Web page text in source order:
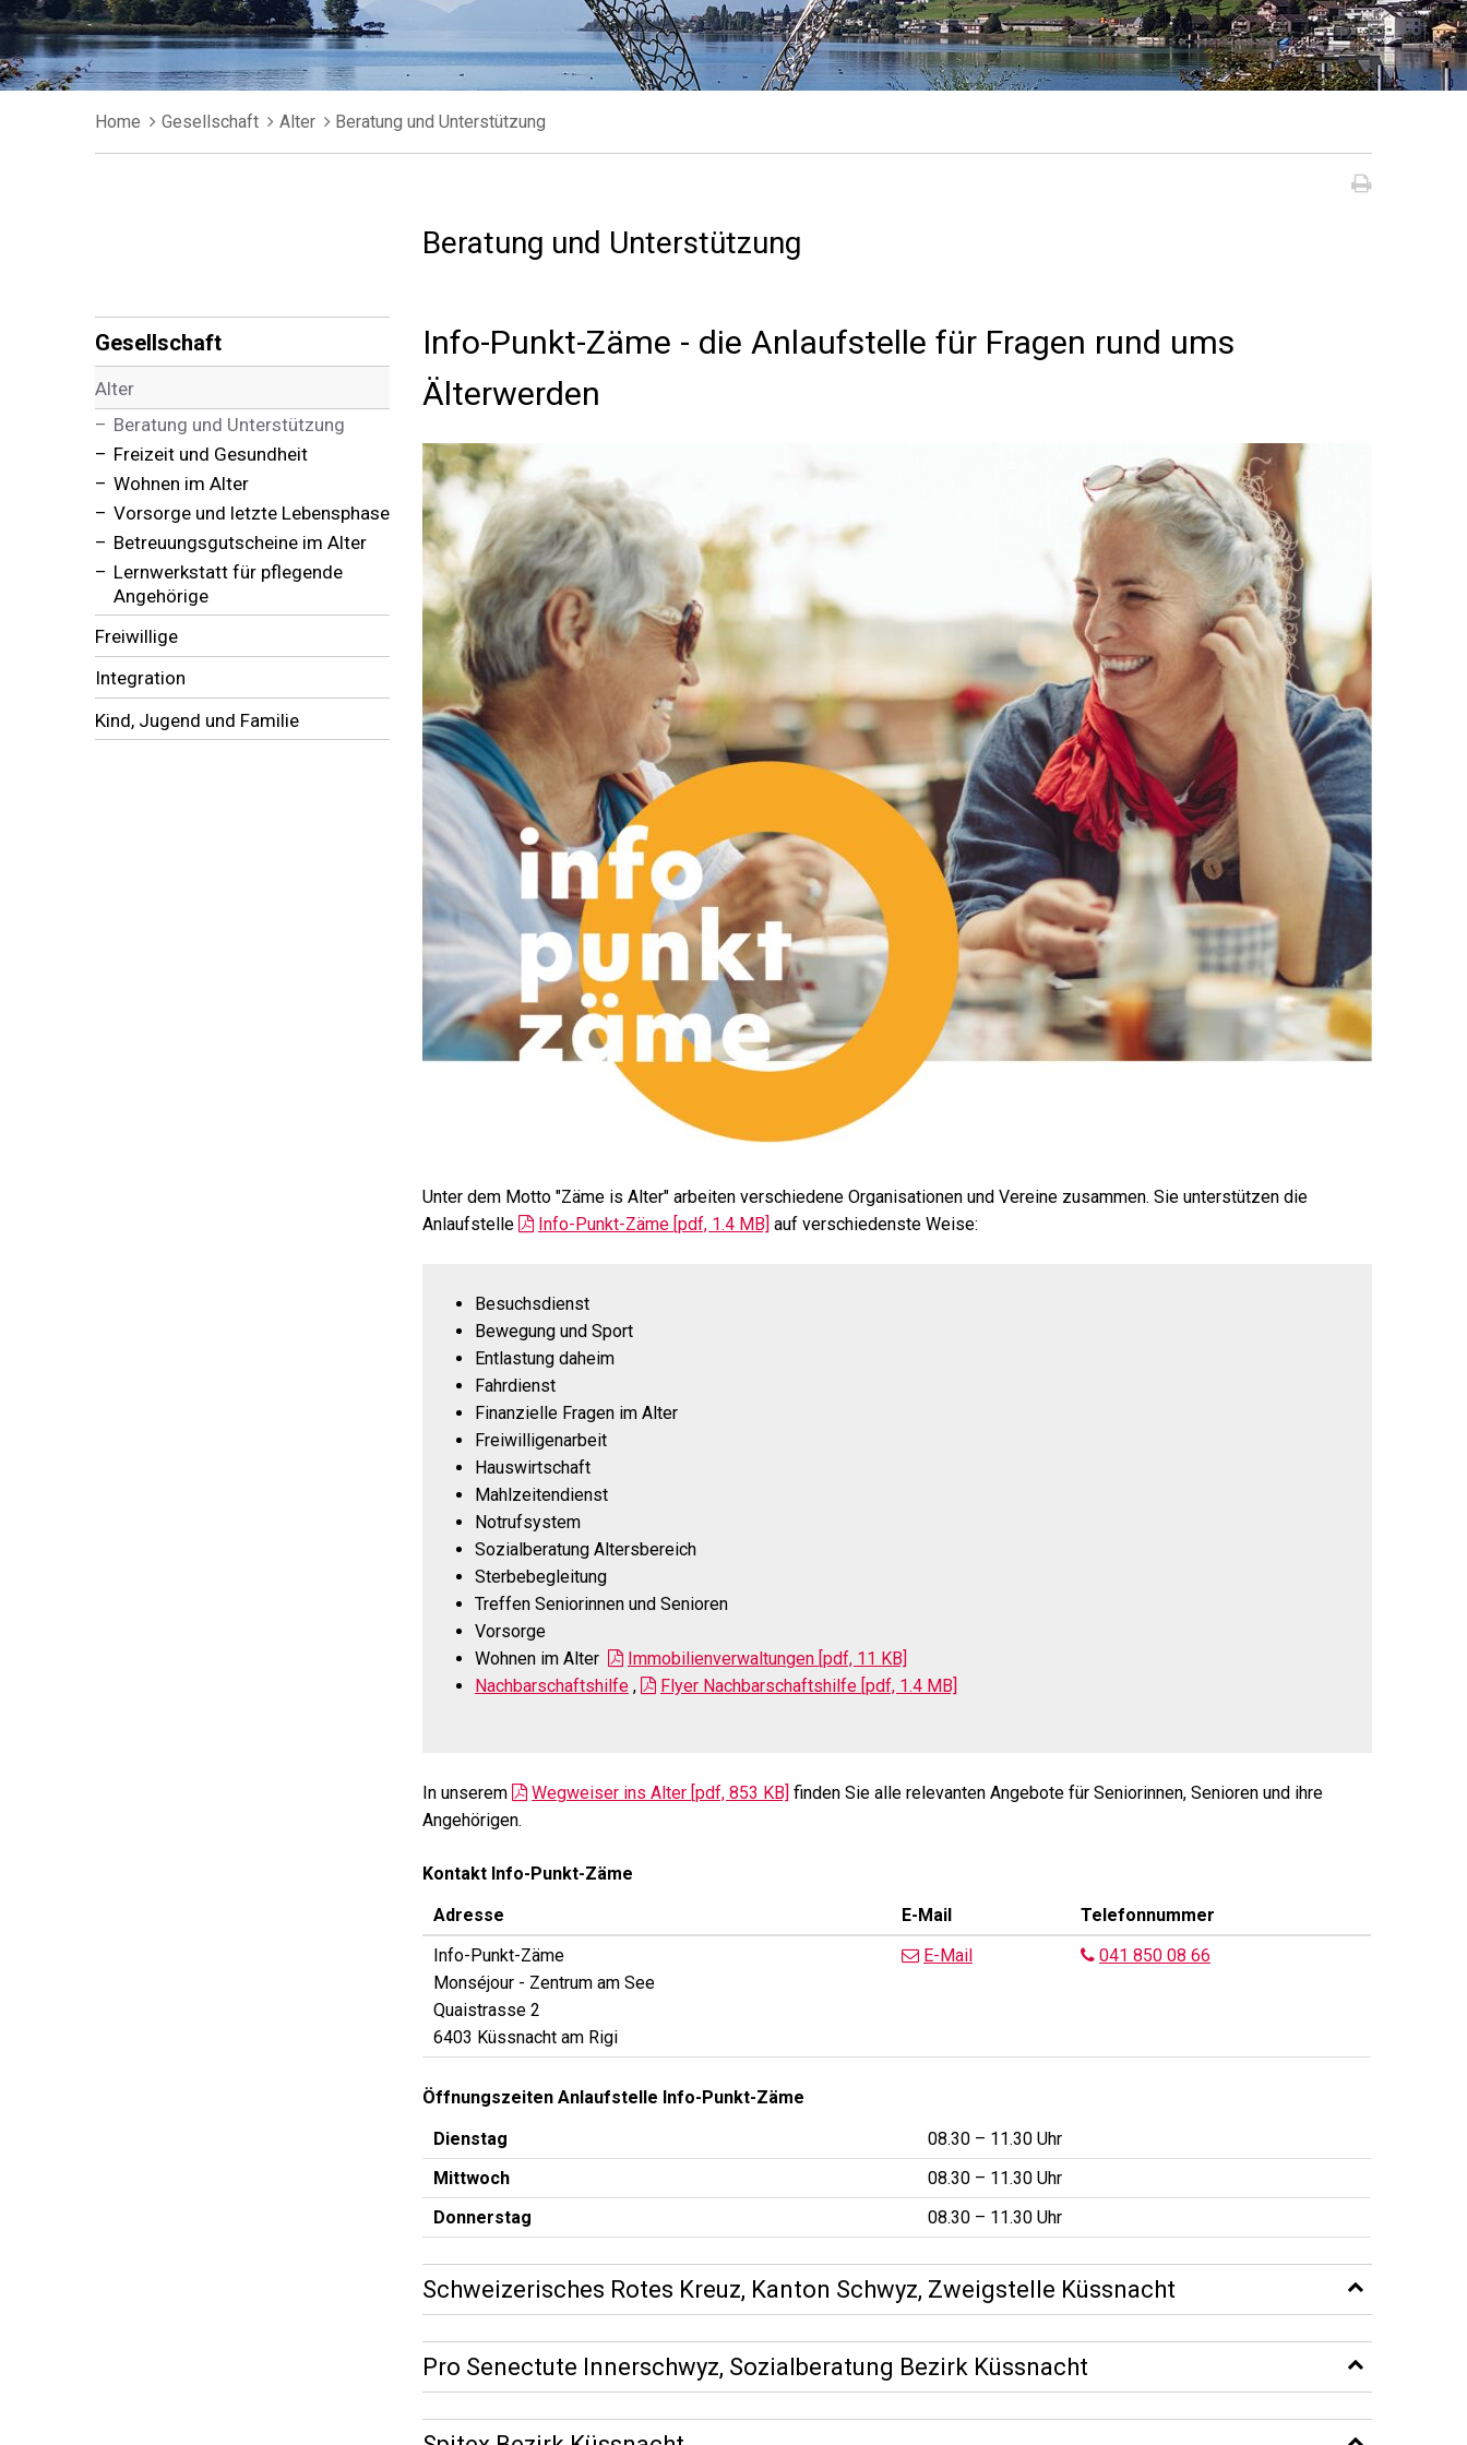
Breadcrumb
Home Gesellschaft Alter Beratung und Unterstützung
Subnavigation
Gesellschaft
Alter
Beratung und Unterstützung
Freizeit und Gesundheit
Wohnen im Alter
Vorsorge und letzte Lebensphase
Betreuungsgutscheine im Alter
Lernwerkstatt für pflegende
Angehörige
Freiwillige
Integration
Kind, Jugend und Familie
Beratung und Unterstützung
Info-Punkt-Zäme - die Anlaufstelle für Fragen rund ums
Älterwerden
Unter dem Motto "Zäme is Alter" arbeiten verschiedene Organisationen und Vereine zusammen. Sie unterstützen die
Anlaufstelle
Info-Punkt-Zäme [pdf, 1.4 MB] auf verschiedenste Weise:
Besuchsdienst
Bewegung und Sport
Entlastung daheim
Fahrdienst
Finanzielle Fragen im Alter
Freiwilligenarbeit
Hauswirtschaft
Mahlzeitendienst
Notrufsystem
Sozialberatung Altersbereich
Sterbebegleitung
Treffen Seniorinnen und Senioren
Vorsorge
Wohnen im Alter
Immobilienverwaltungen [pdf, 11 KB]
Nachbarschaftshilfe , Flyer Nachbarschaftshilfe [pdf, 1.4 MB]
In unserem Wegweiser ins Alter [pdf, 853 KB] finden Sie alle relevanten Angebote für Seniorinnen, Senioren und ihre
Angehörigen.
Kontakt Info-Punkt-Zäme
Adresse
E-Mail
Telefonnummer
Info-Punkt-Zäme
Monséjour - Zentrum am See
Quaistrasse 2
6403 Küssnacht am Rigi
E-Mail 041 850 08 66
Öffnungszeiten Anlaufstelle Info-Punkt-Zäme
Dienstag
08.30 – 11.30 Uhr
Mittwoch
08.30 – 11.30 Uhr
Donnerstag
08.30 – 11.30 Uhr
Schweizerisches Rotes Kreuz, Kanton Schwyz, Zweigstelle Küssnacht
Pro Senectute Innerschwyz, Sozialberatung Bezirk Küssnacht